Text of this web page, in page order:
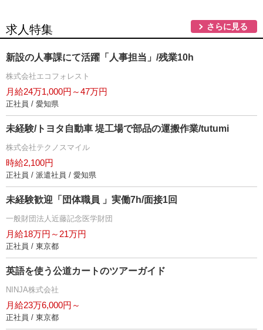
求人特集 さらに見る
新設の人事課にて活躍「人事担当」/残業10h
株式会社エコフォレスト
月給24万1,000円～47万円
正社員 / 愛知県
未経験/トヨタ自動車 堤工場で部品の運搬作業/tutumi
株式会社テクノスマイル
時給2,100円
正社員 / 派遣社員 / 愛知県
未経験歓迎「団体職員 」実働7h/面接1回
一般財団法人近藤記念医学財団
月給18万円～21万円
正社員 / 東京都
英語を使う公道カートのツアーガイド
NINJA株式会社
月給23万6,000円～
正社員 / 東京都